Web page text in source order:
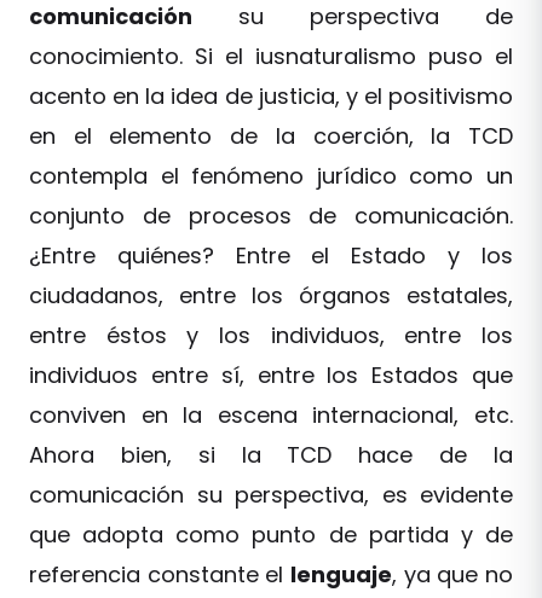
comunicación su perspectiva de
conocimiento. Si el iusnaturalismo puso el
acento en la idea de justicia, y el positivismo
en el elemento de la coerción, la TCD
contempla el fenómeno jurídico como un
conjunto de procesos de comunicación.
¿Entre quiénes? Entre el Estado y los
ciudadanos, entre los órganos estatales,
entre éstos y los individuos, entre los
individuos entre sí, entre los Estados que
conviven en la escena internacional, etc.
Ahora bien, si la TCD hace de la
comunicación su perspectiva, es evidente
que adopta como punto de partida y de
referencia constante el lenguaje, ya que no